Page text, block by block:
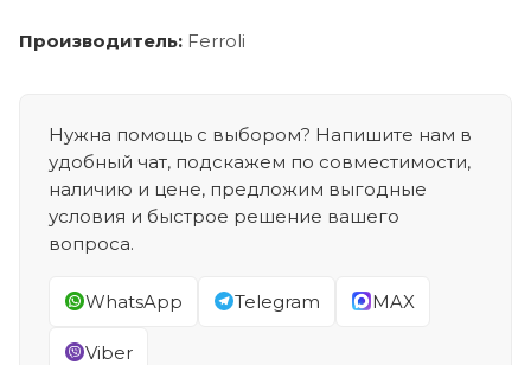
Производитель: Ferroli
Нужна помощь с выбором? Напишите нам в
удобный чат, подскажем по совместимости,
наличию и цене, предложим выгодные
условия и быстрое решение вашего
вопроса.
WhatsApp Telegram MAX
Viber